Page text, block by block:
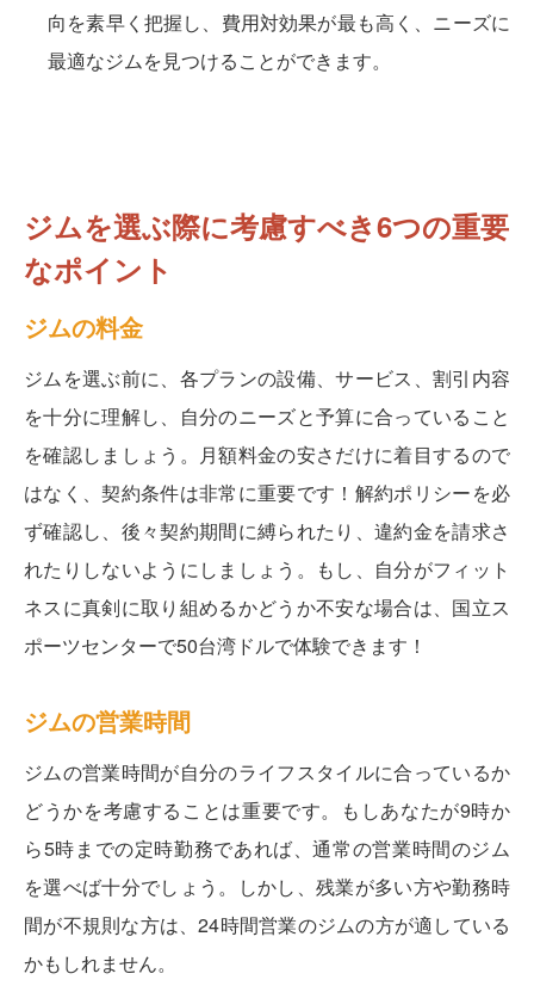
向を素早く把握し、費用対効果が最も高く、ニーズに
最適なジムを見つけることができます。
ジムを選ぶ際に考慮すべき6つの重要
なポイント
ジムの料金
ジムを選ぶ前に、各プランの設備、サービス、割引内容
を十分に理解し、自分のニーズと予算に合っていること
を確認しましょう。月額料金の安さだけに着目するので
はなく、契約条件は非常に重要です！解約ポリシーを必
ず確認し、後々契約期間に縛られたり、違約金を請求さ
れたりしないようにしましょう。もし、自分がフィット
ネスに真剣に取り組めるかどうか不安な場合は、国立ス
ポーツセンターで50台湾ドルで体験できます！
ジムの営業時間
ジムの営業時間が自分のライフスタイルに合っているか
どうかを考慮することは重要です。もしあなたが9時か
ら5時までの定時勤務であれば、通常の営業時間のジム
を選べば十分でしょう。しかし、残業が多い方や勤務時
間が不規則な方は、24時間営業のジムの方が適している
かもしれません。